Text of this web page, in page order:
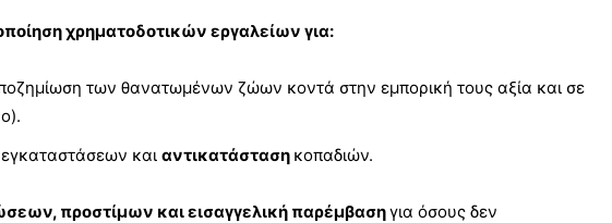
χρηματοδοτικών εργαλείων για:
των θανατωμένων ζώων κοντά στην εμπορική τους αξία και σε
εγκαταστάσεων και αντικατάσταση κοπαδιών.
προστίμων και εισαγγελική παρέμβασηγια όσους δεν